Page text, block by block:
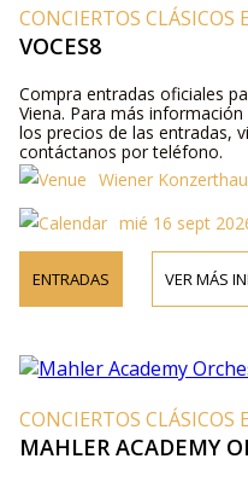
CONCIERTOS CLÁSICOS
VOCES8
Compra entradas oficiales
Viena. Para más
los precios de las entradas,
contáctanos por teléfono.
Wiener
mié 16 sept
ENTRADAS VER MÁS
CONCIERTOS CLÁSICOS
MAHLER ACADEMY